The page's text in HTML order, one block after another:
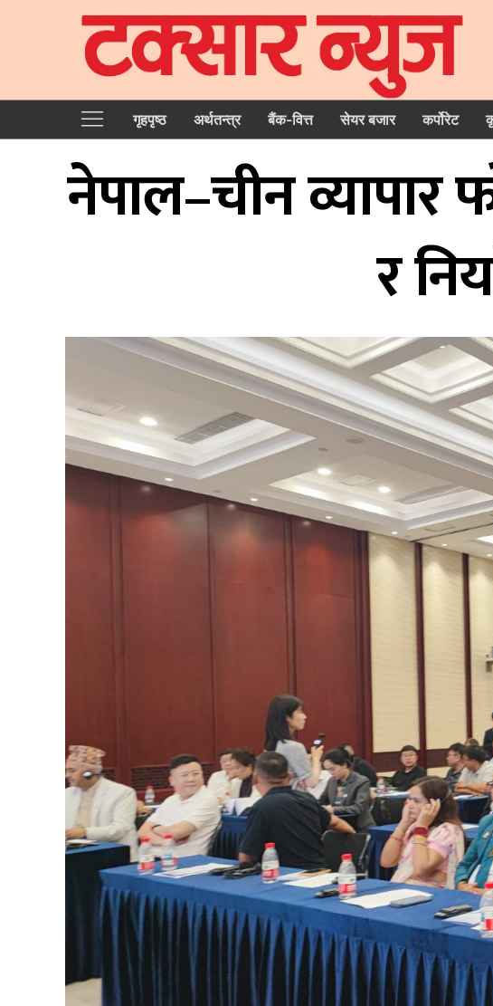
गृहपृष्‍ठ अर्थतन्त्र बैंक-वित्त सेयर बजार कर्पोरेट
नेपाल–चीन व्यापार
र